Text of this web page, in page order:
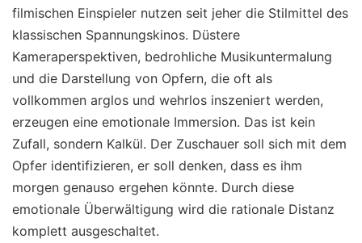
filmischen Einspieler nutzen seit jeher die Stilmittel des
klassischen Spannungskinos. Düstere
Kameraperspektiven, bedrohliche Musikuntermalung
und die Darstellung von Opfern, die oft als
vollkommen arglos und wehrlos inszeniert werden,
erzeugen eine emotionale Immersion. Das ist kein
Zufall, sondern Kalkül. Der Zuschauer soll sich mit dem
Opfer identifizieren, er soll denken, dass es ihm
morgen genauso ergehen könnte. Durch diese
emotionale Überwältigung wird die rationale Distanz
komplett ausgeschaltet.